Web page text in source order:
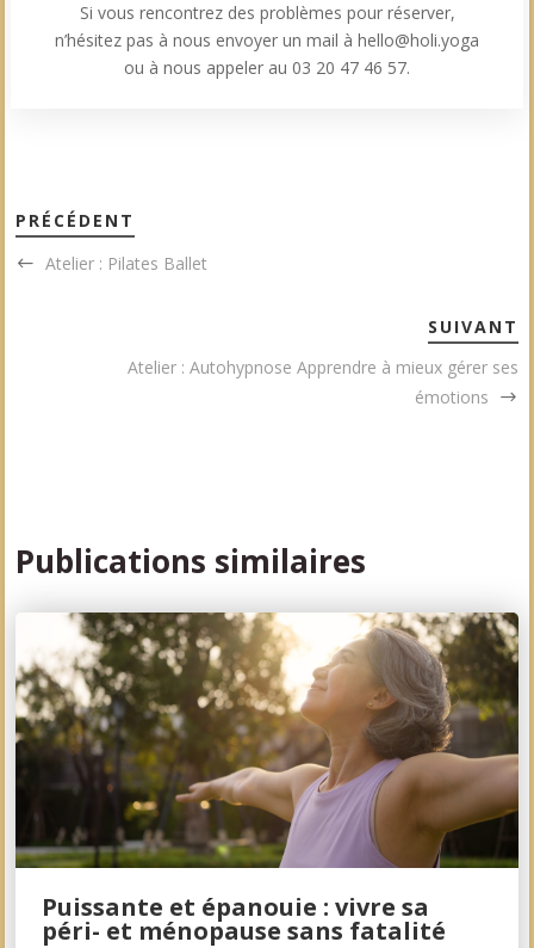
Si vous rencontrez des problèmes pour réserver,
n’hésitez pas à nous envoyer un mail à hello@holi.yoga
ou à nous appeler au 03 20 47 46 57.
PRÉCÉDENT
Atelier : Pilates Ballet
SUIVANT
Atelier : Autohypnose Apprendre à mieux gérer ses
émotions
Publications similaires
Puissante et épanouie : vivre sa
péri- et ménopause sans fatalité